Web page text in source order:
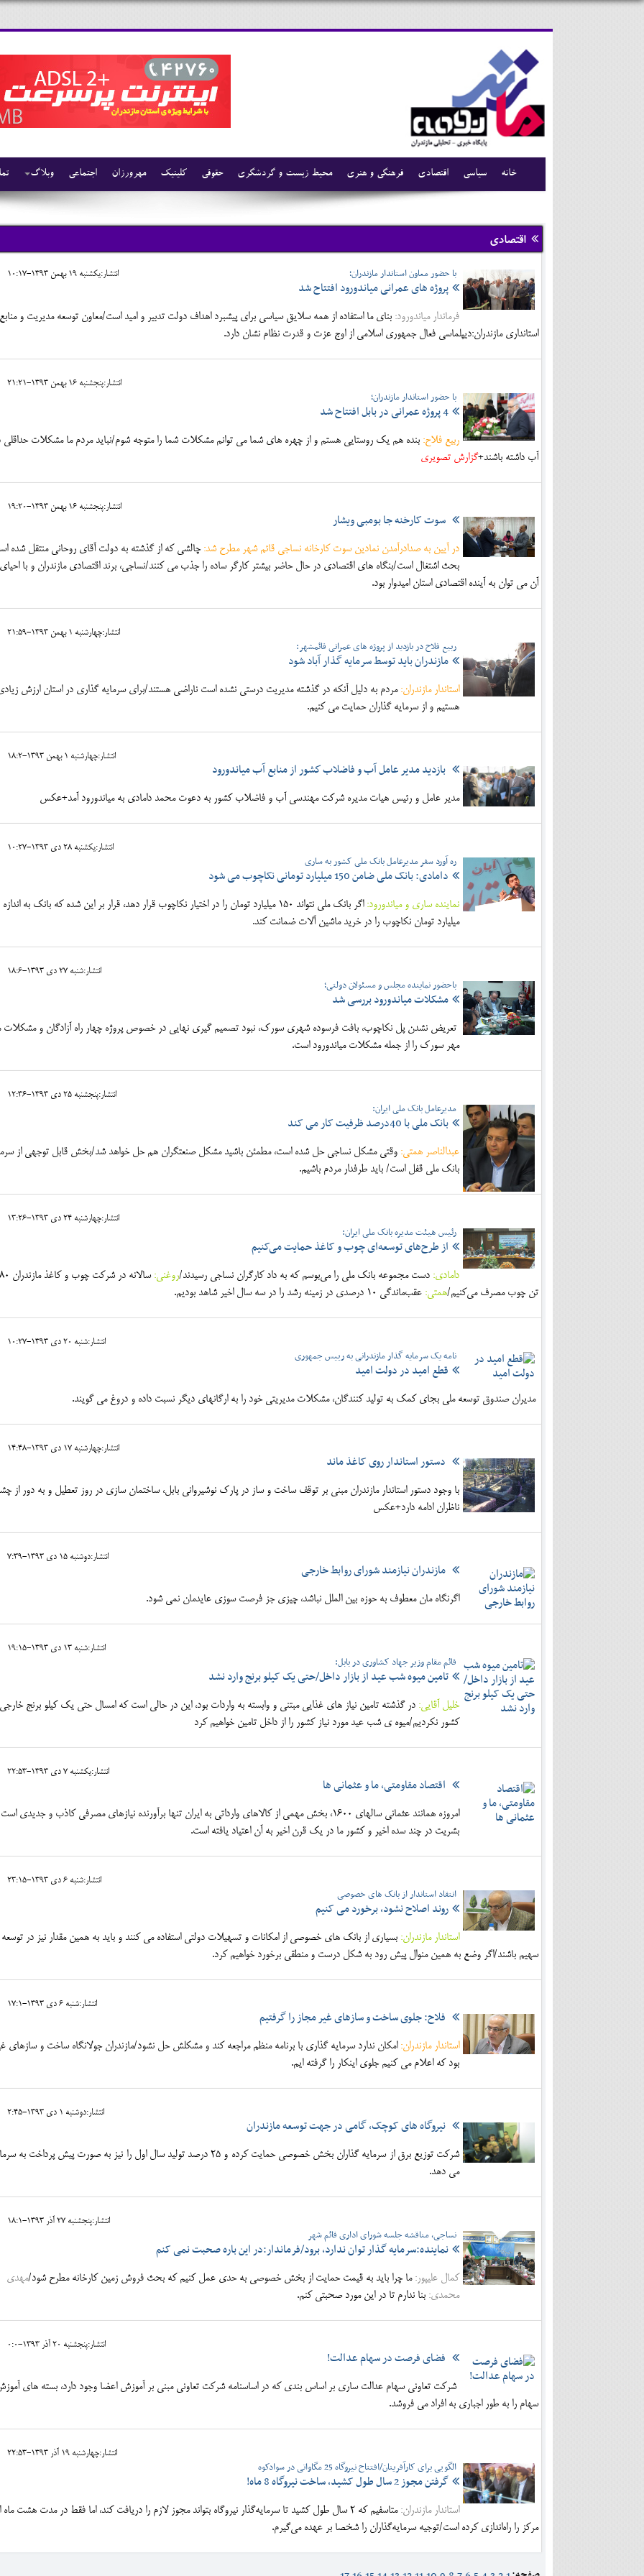
وبلاگ اجتماعی مهرورزان کلینیک حقوقی محیط زیست و گردشگری فرهنگی و هنری اقتصادی سیاسی خانه
اقتصادی
انتشار:يکشنبه 19 بهمن 1393-10:17 با حضور معاون استاندار مازندران؛
پروژه های عمرانی میاندورود افتتاح شد
فرماندار میاندورود: بناي ما استفاده از همه سلايق سياسي براي پيشبرد اهداف دولت تدبير و اميد است/معاون توسعه مديريت و
استانداري مازندران:ديپلماسي فعال جمهوري اسلامي از اوج عزت و قدرت نظام نشان دارد.
انتشار:پنجشنبه 16 بهمن 1393-21:21
با حضور استاندار مازندران؛
4 پروژه عمرانی در بابل افتتاح شد
ربیع فلاح: بنده هم یک روستایی هستم و از چهره های شما می توانم مشکلات شما را متوجه شوم/نباید مردم ما مشکلات حداقلی
آب داشته باشند+گزارش تصویری
انتشار:پنجشنبه 16 بهمن 1393-19:20
سوت کارخنه جا بومبی ویشار
در آیین به صدادرآمدن نمادین سوت کارخانه نساجی قائم شهر مطرح شد: چالشی که از گذشته به دولت آقای روحانی منتقل شده
بحث اشتغال است/بنگاه های اقتصادی در حال حاضر بیشتر کارگر ساده را جذب می کنند/نساجی، برند اقتصادی مازندران و با احیای
آن می توان به آینده اقتصادی استان امیدوار بود.
انتشار:چهارشنبه 1 بهمن 1393-21:59
ربیع فلاح در بازدید از پروژه های عمرانی قائمشهر:
مازندران باید توسط سرمایه گذار آباد شود
استاندار مازندران: مردم به دلیل آنکه در گذشته مدیریت درستی نشده است ناراضی هستند/برای سرمایه گذاری در استان ارزش
هستیم و از سرمایه گذاران حمایت می کنیم.
انتشار:چهارشنبه 1 بهمن 1393-18:2
بازدید مدير عامل آب و فاضلاب كشور از منابع آب میاندورود
مدير عامل و رئيس هيات مديره شركت مهندسي آب و فاضلاب كشور به دعوت محمد دامادی به میاندورود آمد+عکس
انتشار:يکشنبه 28 دی 1393-10:27
ره آورد سفر مدیرعامل بانک ملی کشور به ساری
دامادی: بانک ملی ضامن 150 میلیارد تومانی نکاچوب می شود
نماینده ساری و میاندورود:
میلیارد تومان نکاچوب را در خرید ماشین آلات ضمانت کند.
انتشار:شنبه 27 دی 1393-18:6
باحضور نماینده مجلس و مسئولان دولتی؛
مشکلات میاندورود بررسی شد
تعريض نشدن پل نکاچوب، بافت فرسوده شهری سورک، نبود تصمیم گیری نهایی در خصوص پروژه چهار راه آزادگان و
مهر سورک را از جمله مشکلات میاندورود است.
انتشار:پنجشنبه 25 دی 1393-12:36
مدیرعامل بانک ملی ایران:
بانک ملی با 40درصد ظرفیت کار می کند
عبدالناصر همتی: وقتی مشکل نساجی حل شده است، مطمئن باشید مشکل صنعتگران هم حل خواهد شد/بخش قابل توجهی از
بانک ملی قفل است/ باید طرفدار مردم باشیم.
انتشار:چهارشنبه 24 دی 1393-13:26
رئیس هیئت مدیره بانک ملی ایران:
از طرح‌های توسعه‌ای چوب و کاغذ حمایت می‌کنیم
دامادی: دست مجموعه بانک ملی را می‌بوسم که به داد کارگران نساجی رسیدند/روغنی:
تن چوب مصرف می‌کنیم/همتی: عقب‌ماندگی 10 درصدی در زمینه رشد را در سه سال اخیر شاهد بودیم.
انتشار:شنبه 20 دی 1393-10:27
نامه یک سرمایه گذار مازندرانی به رییس جمهوری
قطع امید در دولت امید
مدیران صندوق توسعه ملی بجای کمک به تولید کنندگان، مشکلات مدیریتی خود را به ارگانهای دیگر نسبت داده و دروغ می گویند.
انتشار:چهارشنبه 17 دی 1393-14:48
دستور استاندار روی کاغذ ماند
با وجود دستور استاندار مازندران مبنی بر توقف ساخت و ساز در پارک نوشیروانی بابل، ساختمان سازی در روز تعطیل و به دور از
ناظران ادامه دارد+عکس
انتشار:دوشنبه 15 دی 1393-7:39
مازندران نیازمند شورای روابط خارجی
اگرنگاه مان معطوف به حوزه بین الملل نباشد، چیزی جز فرصت سوزی عایدمان نمی شود.
انتشار:شنبه 13 دی 1393-19:15
قائم مقام وزیر جهاد کشاوری در بابل:
تامین میوه شب عید از بازار داخل/حتی یک کیلو برنج وارد نشد
خلیل آقایی: در گذشته تامین نیاز های غذایی مبتنی و وابسته به واردات بود، این در حالی است که امسال حتی یک کیلو برنج
کشور نکردیم/میوه ی شب عید مورد نیاز کشور را از داخل تامین خواهیم کرد
انتشار:يکشنبه 7 دی 1393-22:53
اقتصاد مقاومتی، ما و عثمانی ها
امروزه همانند عثمانی سال‏های 1600، بخش مهمی از کالاهای وارداتی به ایران تنها برآورنده نیازهای مصرفی کاذب و جدیدی
بشریت در چند سده اخیر و کشور ما در یک قرن اخیر به آن اعتیاد یافته است.
انتشار:شنبه 6 دی 1393-23:15
انتقاد استاندار از بانک های خصوصی
روند اصلاح نشود، برخورد می کنیم
استاندار مازندران: بسياري از بانك هاي خصوصي از امكانات و تسهيلات دولتي استفاده مي كنند و بايد به همين مقدار نيز در توسعه
سهيم باشند/اگر وضع به همين منوال پيش رود به شكل درست و منطقي برخورد خواهيم كرد.
انتشار:شنبه 6 دی 1393-17:1
فلاح: جلوی ساخت و سازهای غیر مجاز را گرفتیم
استاندار مازندران: امكان ندارد سرمايه گذاري با برنامه منظم مراجعه كند و مشكلش حل نشود/مازندران جولانگاه ساخت و سازهاي
بود كه اعلام مي كنيم جلوي اينكار را گرفته ايم.
انتشار:دوشنبه 1 دی 1393-2:45
نیروگاه های کوچک، گامی در جهت توسعه مازندران
شرکت توزیع برق از سرمایه گذاران بخش خصوصی حمایت کرده و 25 درصد تولید سال اول را نیز به صورت پیش پرداخت
می دهد.
انتشار:پنجشنبه 27 آذر 1393-18:1
نساجی، مناقشه جلسه شورای اداری قائم شهر
نماینده:سرمایه گذار توان ندارد، برود/فرماندار:در این باره صحبت نمی کنم
کمال علیپور:ما چرا باید به قیمت حمایت از بخش خصوصی به حدی عمل کنیم که بحث فروش زمین کارخانه مطرح شود/مهدی
محمدی: بنا ندارم تا در این مورد صحبتی کنم.
انتشار:پنجشنبه 20 آذر 1393-0:0
فضای فرصت در سهام عدالت!
شرکت تعاونی سهام عدالت ساری بر اساس بندی که در اساسنامه شرکت تعاونی مبنی بر آموزش اعضا وجود دارد، بسته های
سهام را به طور اجباری به افراد می فروشد.
انتشار:چهارشنبه 19 آذر 1393-22:53
الگویی برای کارآفرینان/افتتاح نیروگاه 25 مگاواتی در سوادکوه
گرفتن مجوز 2 سال طول کشید، ساخت نیروگاه 8 ماه!
استاندار مازندران:
متاسفیم که 2 سال طول کشید تا سرمایه‌گذار نیروگاه بتواند مجوز لازم را دریافت کند، اما فقط در مدت هشت ماه
مرکز را راه‌اندازی کرده است/توجیه سرمایه‌گذاران را شخصا بر عهده می‌گیرم.